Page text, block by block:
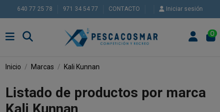
640 77 25 78 971 34 54 77 CONTACTO Iniciar sesión
0
Inicio Marcas Kali Kunnan
Listado de productos por marca